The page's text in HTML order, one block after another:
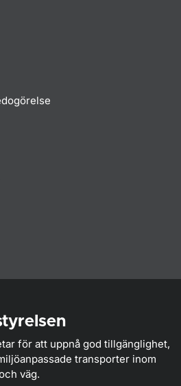
för att uppnå god tillgänglighet,
transporter inom
väg.